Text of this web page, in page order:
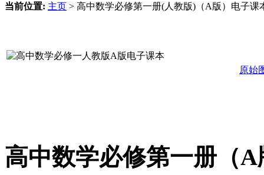
当前位置: 主页 > 高中数学必修第一册(人教版)（A版）电子课
原始
高中数学必修第一册（